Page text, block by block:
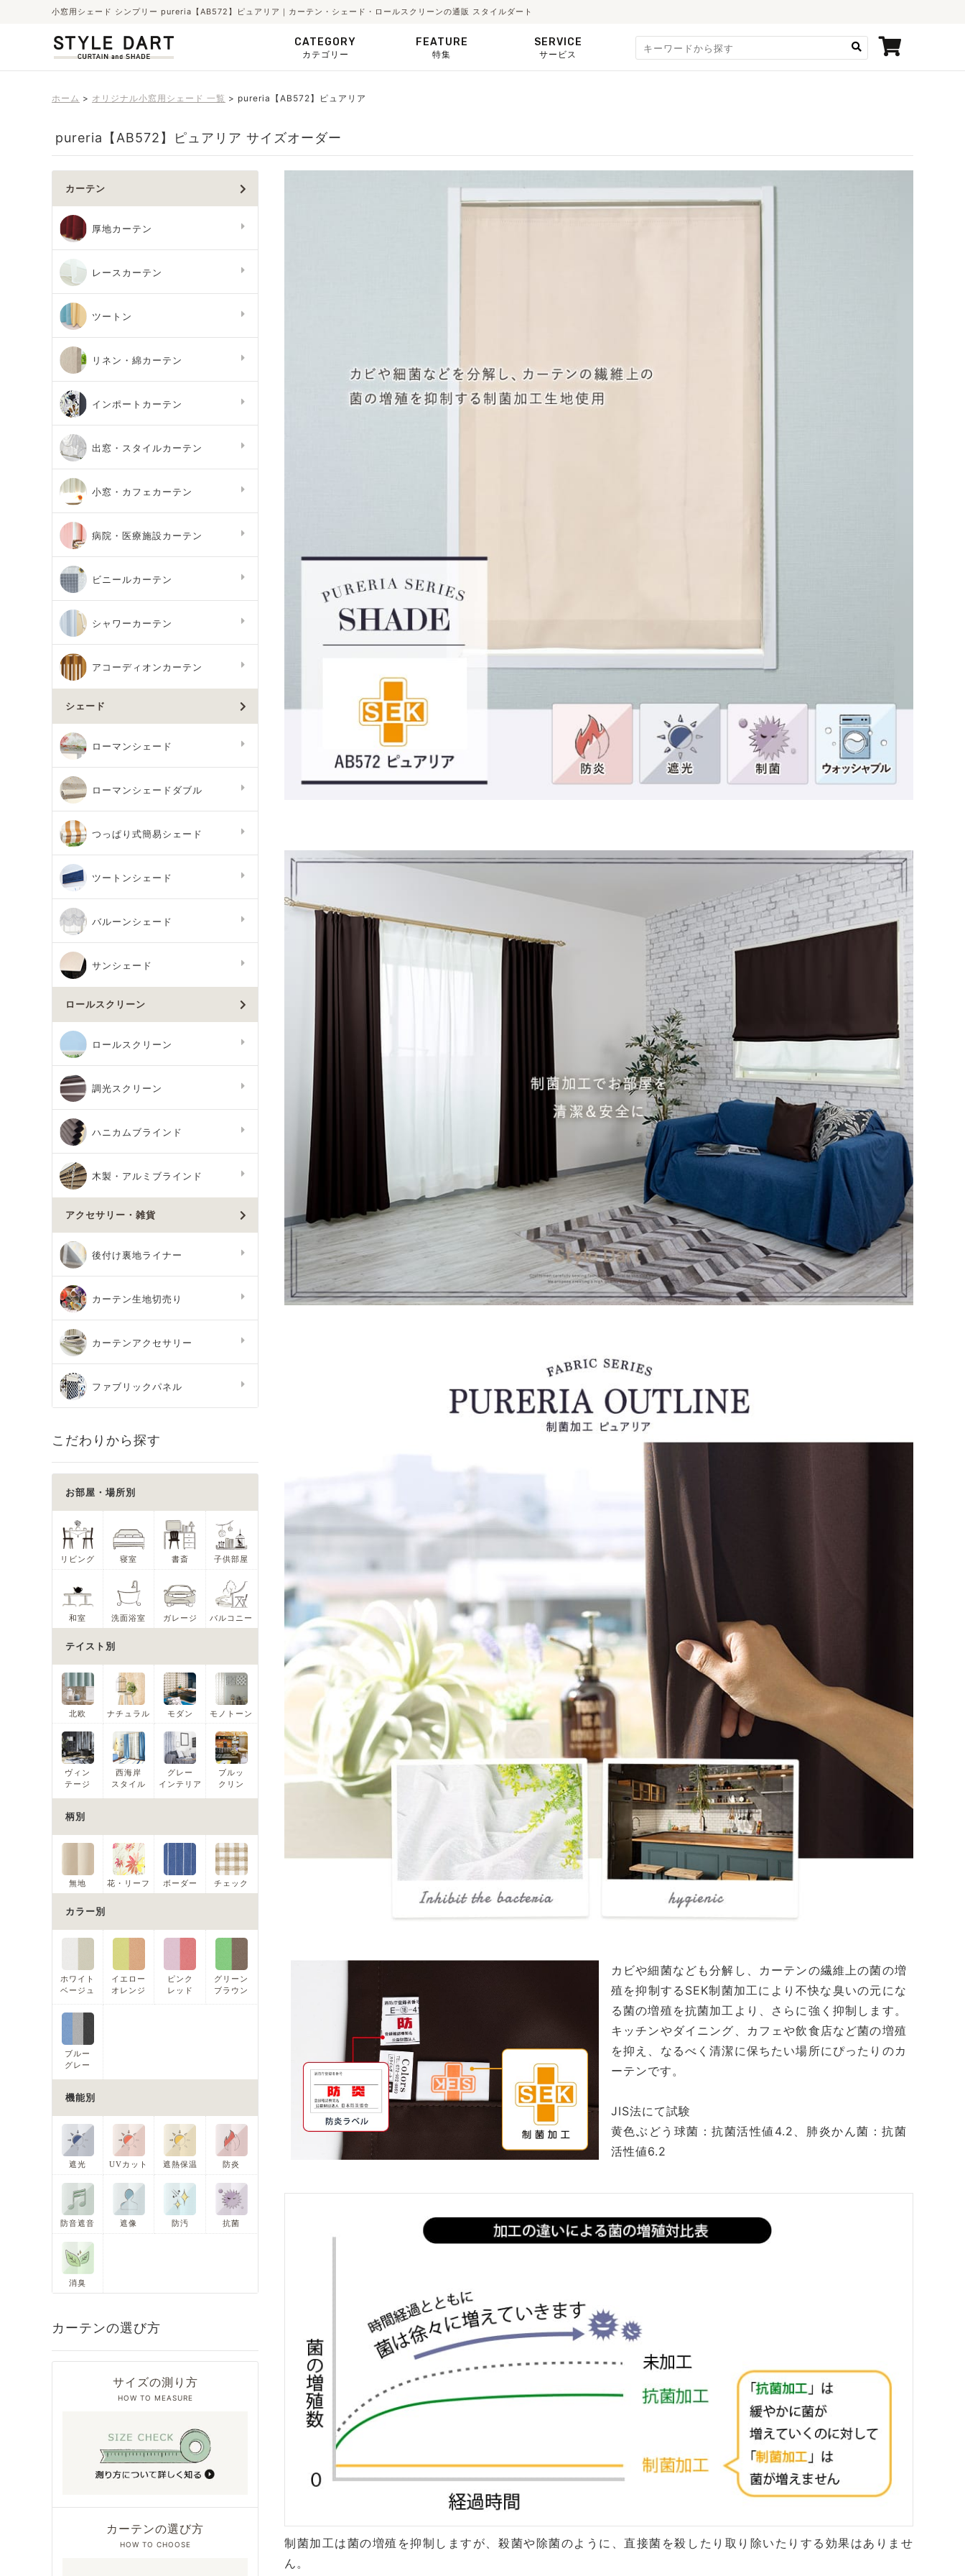
小窓用シェード シンプリー pureria【AB572】ピュアリア｜カーテン・シェード・ロールスクリーンの通販 スタイルダート
CATEGORY
カテゴリー
FEATURE
特集
SERVICE
サービス
ホーム オリジナル小窓用シェード 一覧 pureria【AB572】ピュアリア
pureria【AB572】ピュアリア サイズオーダー
カビや細菌なども分解し、カーテンの繊維上の菌の増
殖を抑制するSEK制菌加工により不快な臭いの元にな
る菌の増殖を抗菌加工より、さらに強く抑制します。
キッチンやダイニング、カフェや飲食店など菌の増殖
を抑え、なるべく清潔に保ちたい場所にぴったりのカ
ーテンです。
JIS法にて試験
黄色ぶどう球菌：抗菌活性値4.2、肺炎かん菌：抗菌
活性値6.2
制菌加工は菌の増殖を抑制しますが、殺菌や除菌のように、直接菌を殺したり取り除いたりする効果はありませ
ん。
カーテン
厚地カーテン
レースカーテン
ツートン
リネン・綿カーテン
インポートカーテン
出窓・スタイルカーテン
小窓・カフェカーテン
病院・医療施設カーテン
ビニールカーテン
シャワーカーテン
アコーディオンカーテン
シェード
ローマンシェード
ローマンシェードダブル
つっぱり式簡易シェード
ツートンシェード
バルーンシェード
サンシェード
ロールスクリーン
ロールスクリーン
調光スクリーン
ハニカムブラインド
木製・アルミブラインド
アクセサリー・雑貨
後付け裏地ライナー
カーテン生地切売り
カーテンアクセサリー
ファブリックパネル
こだわりから探す
お部屋・場所別
リビング 寝室 書斎 子供部屋
和室 洗面浴室 ガレージ バルコニー
テイスト別
北欧 ナチュラル モダン モノトーン
ヴィン
テージ
西海岸
スタイル
グレー
インテリア
ブルッ
クリン
柄別
無地 花・リーフ ボーダー チェック
カラー別
ホワイト
ベージュ
イエロー
オレンジ
ピンク
レッド
グリーン
ブラウン
ブルー
グレー
機能別
遮光 UVカット 遮熱保温 防炎
防音遮音 遮像 防汚 抗菌
消臭
カーテンの選び方
サイズの測り方
HOW TO MEASURE
カーテンの選び方
HOW TO CHOOSE